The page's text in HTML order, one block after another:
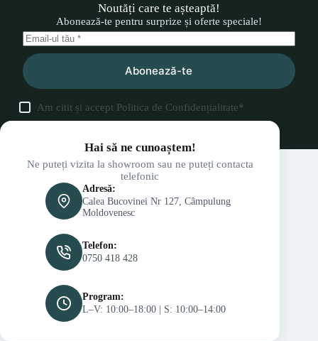
Noutăți care te așteaptă!
Abonează-te pentru surprize și oferte speciale!
Abonează-te
Am citit și accept Politica de Confidențialitate*
Hai să ne cunoaștem!
Ne puteți vizita la showroom sau ne puteți contacta
telefonic
Adresă:
Calea Bucovinei Nr 127, Câmpulung
Moldovenesc
Telefon:
0750 418 428
Program:
L–V: 10:00–18:00 | S: 10:00–14:00